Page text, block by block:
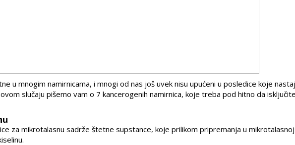
u mnogim namirnicama, i mnogi od nas još uvek nisu upućeni u posledice koje
slučaju pišemo vam o 7 kancerogenih namirnica, koje treba pod hitno da
za mikrotalasnu sadrže štetne supstance, koje prilikom pripremanja u